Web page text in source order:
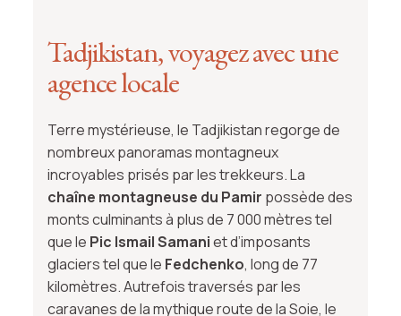
Tadjikistan, voyagez avec une
agence locale
Terre mystérieuse, le Tadjikistan regorge de
nombreux panoramas montagneux
incroyables prisés par les trekkeurs. La
chaîne montagneuse du Pamir possède des
monts culminants à plus de 7 000 mètres tel
que le Pic Ismail Samaniet d’imposants
glaciers tel que le Fedchenko, long de 77
kilomètres. Autrefois traversés par les
caravanes de la mythique route de la Soie, le